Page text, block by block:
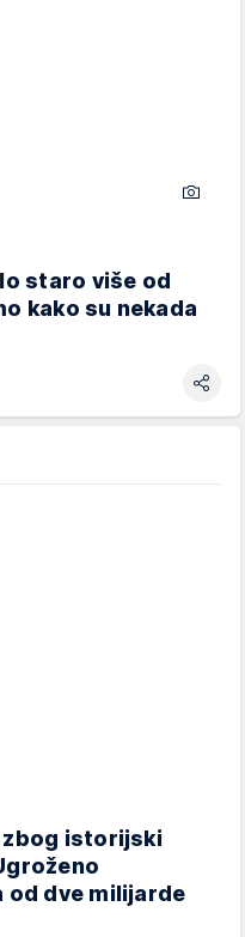
staro više od
kako su nekada
zbog istorijski
od dve milijarde